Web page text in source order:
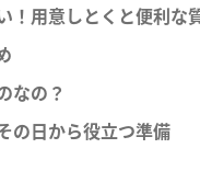
！用意しとくと便利な
なの？
の日から役立つ準備